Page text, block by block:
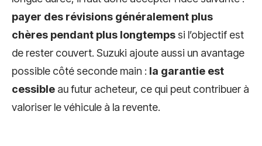
payer des révisions généralement plus
chères pendant plus longtempssi l’objectif est
de rester couvert. Suzuki ajoute aussi un avantage
possible côté seconde main : la garantie est
cessible au futur acheteur, ce qui peut contribuer à
valoriser le véhicule à la revente.